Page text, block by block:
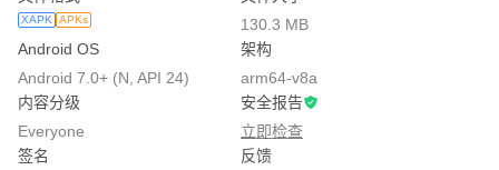
XAPK APKs
130.3 MB
Android OS
Android 7.0+ (N, API 24)
架构
arm64-v8a
内容分级
Everyone
安全报告
立即检查
签名
反馈